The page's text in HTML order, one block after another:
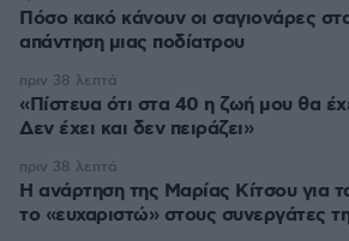
Πόσο κακό κάνουν οι σαγιονάρες
απάντηση μιας ποδίατρου
«Πίστευα ότι στα 40 η ζωή μου θα
Δεν έχει και δεν πειράζει»
πριν 38 λεπτά
Η ανάρτηση της Μαρίας Κίτσου για
το «ευχαριστώ» στους συνεργάτες
πριν 38 λεπτά